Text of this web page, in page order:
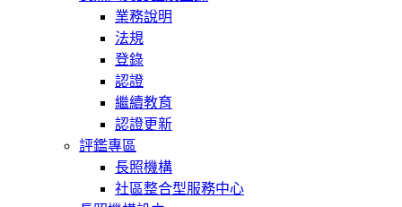
業務說明
法規
登錄
認證
繼續教育
認證更新
評鑑專區
長照機構
社區整合型服務中心